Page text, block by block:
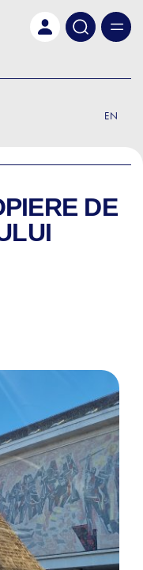
EN
DE